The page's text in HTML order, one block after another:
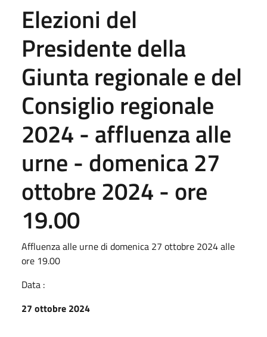
Elezioni del
Presidente della
Giunta regionale e del
Consiglio regionale
2024 - affluenza alle
urne - domenica 27
ottobre 2024 - ore
19.00
Affluenza alle urne di domenica 27 ottobre 2024 alle
ore 19.00
Data :
27 ottobre 2024